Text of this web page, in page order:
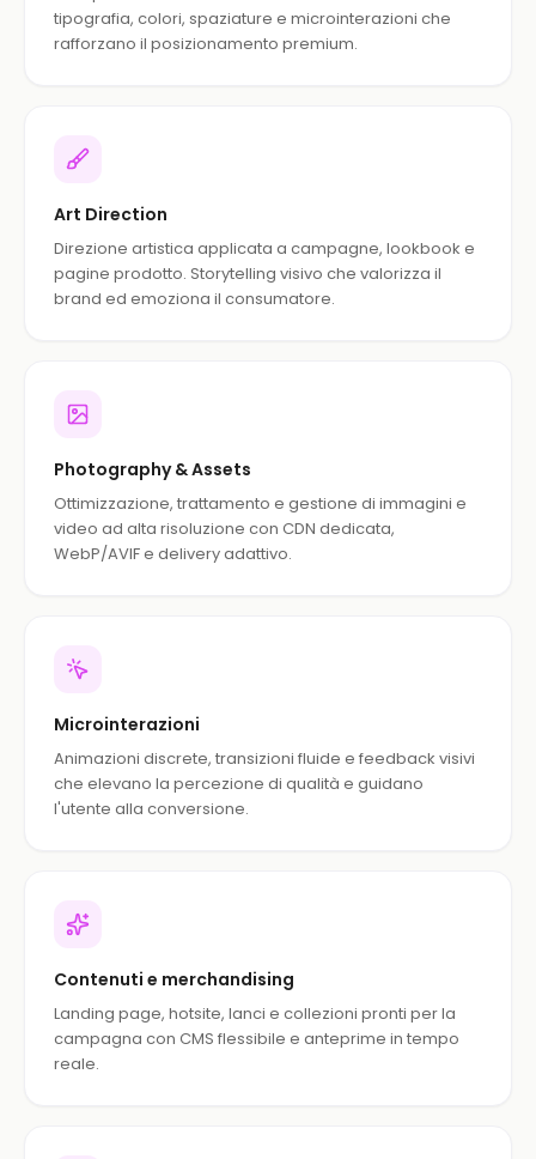
tipografia, colori, spaziature e microinterazioni che
rafforzano il posizionamento premium.
Art Direction
Direzione artistica applicata a campagne, lookbook e
pagine prodotto. Storytelling visivo che valorizza il
brand ed emoziona il consumatore.
Photography & Assets
Ottimizzazione, trattamento e gestione di immagini e
video ad alta risoluzione con CDN dedicata,
WebP/AVIF e delivery adattivo.
Microinterazioni
Animazioni discrete, transizioni fluide e feedback visivi
che elevano la percezione di qualità e guidano
l'utente alla conversione.
Contenuti e merchandising
Landing page, hotsite, lanci e collezioni pronti per la
campagna con CMS flessibile e anteprime in tempo
reale.